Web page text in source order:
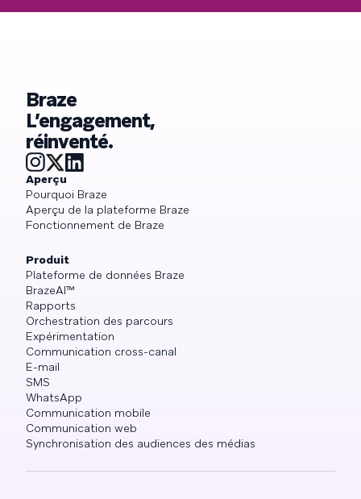
Braze
L’engagement,
réinventé.
Aperçu
Pourquoi Braze
Aperçu de la plateforme Braze
Fonctionnement de Braze
Produit
Plateforme de données Braze
BrazeAI™
Rapports
Orchestration des parcours
Expérimentation
Communication cross-canal
E-mail
SMS
WhatsApp
Communication mobile
Communication web
Synchronisation des audiences des médias